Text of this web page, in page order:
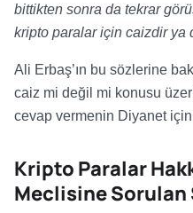
bittikten sonra da tekrar
kripto paralar için caizdir ya
Ali Erbaş’ın bu sözlerine
caiz mi değil mi konusu
cevap vermenin Diyanet
Kripto Paralar
Meclisine Sorulan